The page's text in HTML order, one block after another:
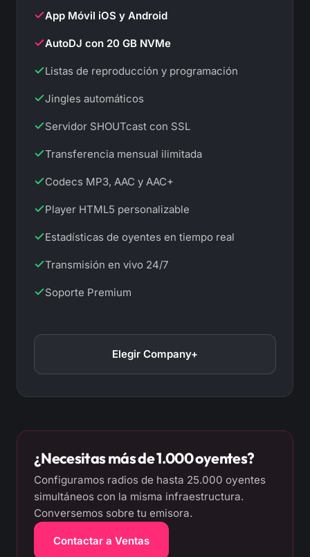
App Móvil iOS y Android
AutoDJ con 20 GB NVMe
Listas de reproducción y programación
Jingles automáticos
Servidor SHOUTcast con SSL
Transferencia mensual ilimitada
Codecs MP3, AAC y AAC+
Player HTML5 personalizable
Estadísticas de oyentes en tiempo real
Transmisión en vivo 24/7
Soporte Premium
Elegir Company+
¿Necesitas más de 1.000 oyentes?
Configuramos radios de hasta 25.000 oyentes
simultáneos con la misma infraestructura.
Conversemos sobre tu emisora.
Contactar a Ventas